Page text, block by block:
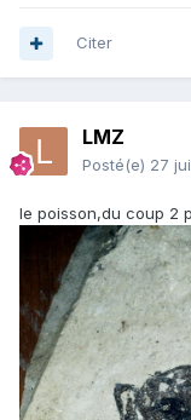
Citer
LMZ
Posté(e) 27
le poisson,du coup 2